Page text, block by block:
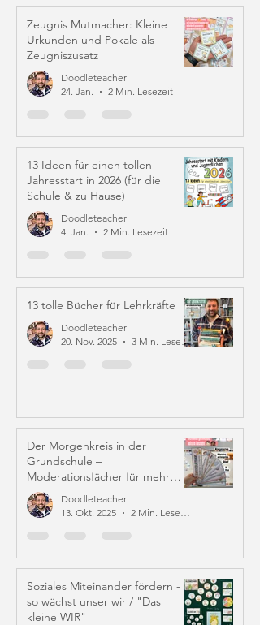
Zeugnis Mutmacher: Kleine
Urkunden und Pokale als
Zeugniszusatz
Doodleteacher
24. Jan.
2 Min. Lesezeit
13 Ideen für einen tollen
Jahresstart in 2026 (für die
Schule & zu Hause)
Doodleteacher
4. Jan.
2 Min. Lesezeit
13 tolle Bücher für Lehrkräfte
Doodleteacher
20. Nov. 2025
3 Min. Lesezeit
Der Morgenkreis in der
Grundschule –
Moderationsfächer für mehr
Struktur und Mitverantwortung
Doodleteacher
13. Okt. 2025
2 Min. Lesezeit
Soziales Miteinander fördern -
so wächst unser wir / "Das
kleine WIR"